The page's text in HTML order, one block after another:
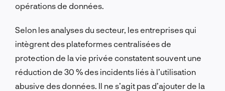
opérations de données.
Selon les analyses du secteur, les entreprises qui
intègrent des plateformes centralisées de
protection de la vie privée constatent souvent une
réduction de 30 % des incidents liés à l’utilisation
abusive des données. Il ne s’agit pas d’ajouter de la